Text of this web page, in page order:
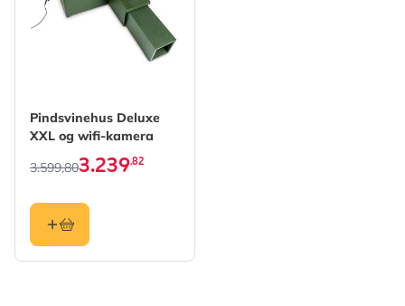
Pindsvinehus Deluxe
XXL og wifi-kamera
3.599,803.239,82